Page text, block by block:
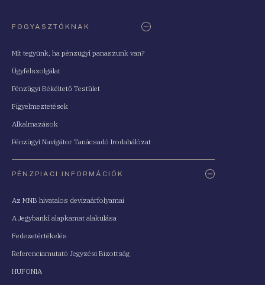
FOGYASZTÓKNAK
Mit tegyünk, ha pénzügyi panaszunk van?
Ügyfélszolgálat
Pénzügyi Békéltető Testület
Figyelmeztetések
Alkalmazások
Pénzügyi Navigátor Tanácsadó Irodahálózat
PÉNZPIACI INFORMÁCIÓK
Az MNB hivatalos devizaárfolyamai
A Jegybanki alapkamat alakulása
Fedezetértékelés
Referenciamutató Jegyzési Bizottság
HUFONIA